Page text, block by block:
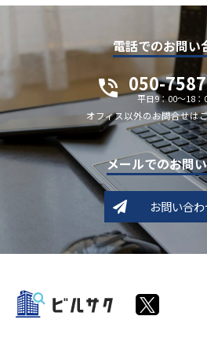
電話でのお問い
050-
平日9：00～18：
オフィス以外のお問合せは
メールでのお問
お問い合